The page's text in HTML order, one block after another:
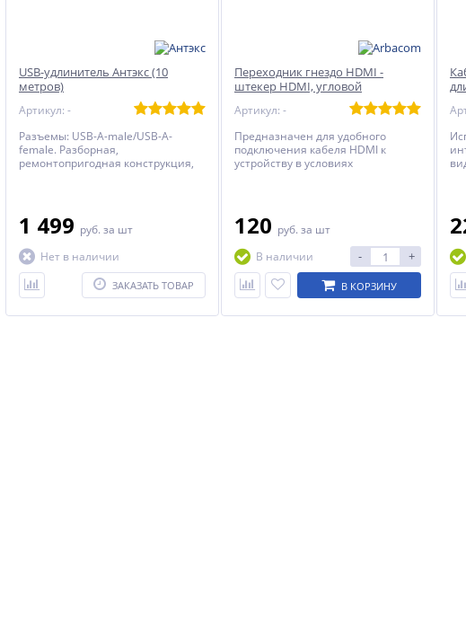
USB-удлинитель Антэкс (10
метров)
Артикул: -
Разъемы: USB-A-male/USB-A-
female. Разборная,
ремонтопригодная конструкция,
1 499 руб. за шт
Нет в наличии
ЗАКАЗАТЬ ТОВАР
Переходник гнездо HDMI -
штекер HDMI, угловой
Артикул: -
Предназначен для удобного
подключения кабеля HDMI к
устройству в условиях
120 руб. за шт
В наличии
- +
В КОРЗИНУ